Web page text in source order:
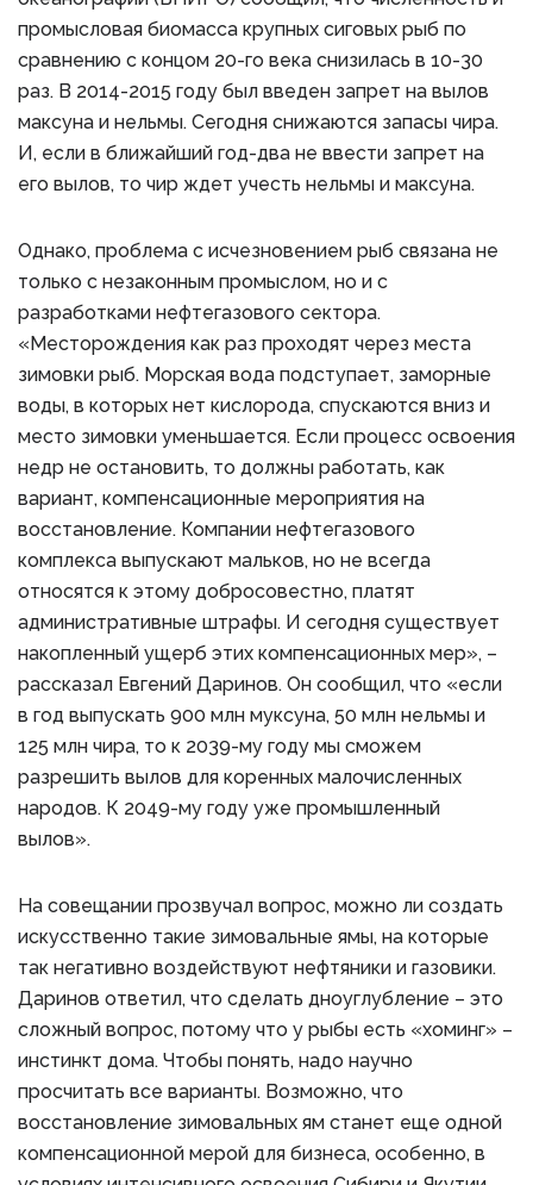
промысловая биомасса крупных сиговых рыб по
сравнению с концом 20-го века снизилась в 10-30
раз. В 2014-2015 году был введен запрет на вылов
максуна и нельмы. Сегодня снижаются запасы чира.
И, если в ближайший год-два не ввести запрет на
его вылов, то чир ждет учесть нельмы и максуна.
Однако, проблема с исчезновением рыб связана не
только с незаконным промыслом, но и с
разработками нефтегазового сектора.
«Месторождения как раз проходят через места
зимовки рыб. Морская вода подступает, заморные
воды, в которых нет кислорода, спускаются вниз и
место зимовки уменьшается. Если процесс освоения
недр не остановить, то должны работать, как
вариант, компенсационные мероприятия на
восстановление. Компании нефтегазового
комплекса выпускают мальков, но не всегда
относятся к этому добросовестно, платят
административные штрафы. И сегодня существует
накопленный ущерб этих компенсационных мер», –
рассказал Евгений Даринов. Он сообщил, что «если
в год выпускать 900 млн муксуна, 50 млн нельмы и
125 млн чира, то к 2039-му году мы сможем
разрешить вылов для коренных малочисленных
народов. К 2049-му году уже промышленный
вылов».
На совещании прозвучал вопрос, можно ли создать
искусственно такие зимовальные ямы, на которые
так негативно воздействуют нефтяники и газовики.
Даринов ответил, что сделать дноуглубление – это
сложный вопрос, потому что у рыбы есть «хоминг» –
инстинкт дома. Чтобы понять, надо научно
просчитать все варианты. Возможно, что
восстановление зимовальных ям станет еще одной
компенсационной мерой для бизнеса, особенно, в